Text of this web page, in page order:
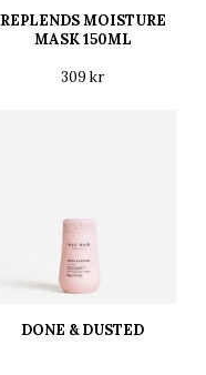
REPLENDS MOISTURE
MASK 150ML
309 kr
DONE & DUSTED